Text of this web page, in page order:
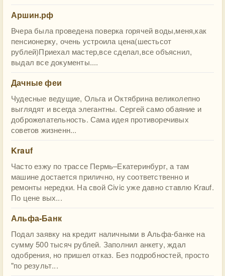
Аршин.рф
Вчера была проведена поверка горячей воды,меня,как
пенсионерку, очень устроила цена(шестьсот
рублей)Приехал мастер,все сделал,все объяснил,
выдал все документы....
Дачные феи
Чудесные ведущие, Ольга и Октябрина великолепно
выглядят и всегда элегантны. Сергей само обаяние и
доброжелательность. Сама идея противоречивых
советов жизненн...
Krauf
Часто езжу по трассе Пермь–Екатеринбург, а там
машине достается прилично, ну соответственно и
ремонты нередки. На свой Civic уже давно ставлю Krauf.
По цене вых...
Альфа-Банк
Подал заявку на кредит наличными в Альфа-банке на
сумму 500 тысяч рублей. Заполнил анкету, ждал
одобрения, но пришел отказ. Без подробностей, просто
"по результ...